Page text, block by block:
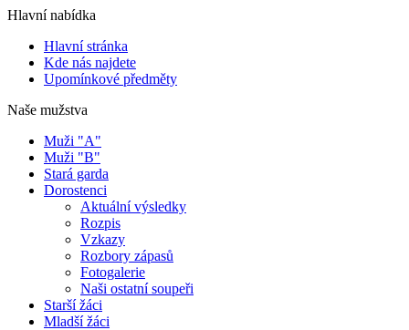
Hlavní nabídka
Hlavní stránka
Kde nás najdete
Upomínkové předměty
Naše mužstva
Muži "A"
Muži "B"
Stará garda
Dorostenci
Aktuální výsledky
Rozpis
Vzkazy
Rozbory zápasů
Fotogalerie
Naši ostatní soupeři
Starší žáci
Mladší žáci